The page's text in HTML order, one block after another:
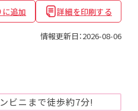
に追加 詳細を印刷する
情報更新日：2026-08-06
ビニまで徒歩約7分!